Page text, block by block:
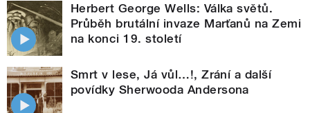
Herbert George Wells: Válka světů.
Průběh brutální invaze Marťanů na Zemi
na konci 19. století
Smrt v lese, Já vůl…!, Zrání a další
povídky Sherwooda Andersona